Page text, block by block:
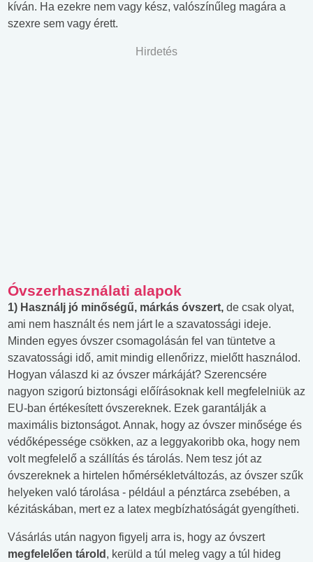
kíván. Ha ezekre nem vagy kész, valószínűleg magára a
szexre sem vagy érett.
Hirdetés
Óvszerhasználati alapok
1) Használj jó minőségű, márkás óvszert, de csak olyat,
ami nem használt és nem járt le a szavatossági ideje.
Minden egyes óvszer csomagolásán fel van tüntetve a
szavatossági idő, amit mindig ellenőrizz, mielőtt használod.
Hogyan válaszd ki az óvszer márkáját? Szerencsére
nagyon szigorú biztonsági előírásoknak kell megfelelniük az
EU-ban értékesített óvszereknek. Ezek garantálják a
maximális biztonságot. Annak, hogy az óvszer minősége és
védőképessége csökken, az a leggyakoribb oka, hogy nem
volt megfelelő a szállítás és tárolás. Nem tesz jót az
óvszereknek a hirtelen hőmérsékletváltozás, az óvszer szűk
helyeken való tárolása - például a pénztárca zsebében, a
kézitáskában, mert ez a latex megbízhatóságát gyengítheti.
Vásárlás után nagyon figyelj arra is, hogy az óvszert
megfelelően tárold , kerüld a túl meleg vagy a túl hideg